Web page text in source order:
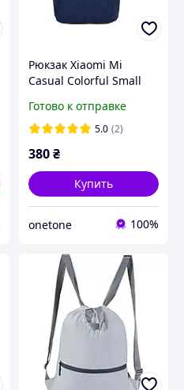
Рюкзак Xiaomi Mi
Casual Colorful Small
(Dark Blue)
Готово к отправке
5.0 (2)
380₴
Купить
onetone 100%